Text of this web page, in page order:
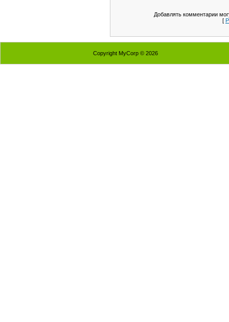
Добавлять комментарии
[
Copyright MyCorp © 2026